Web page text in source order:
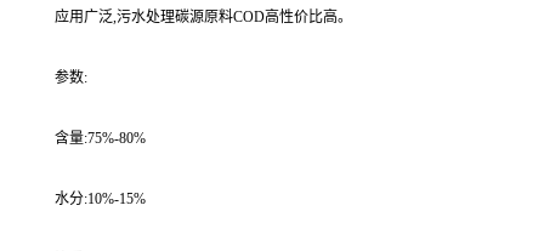
应用广泛,污水处理碳源原料COD高性价比高。
参数:
含量:75%-80%
水分:10%-15%